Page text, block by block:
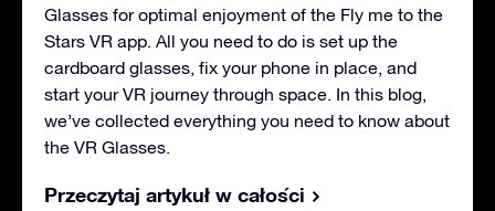
Glasses for optimal enjoyment of the Fly me to the
Stars VR app. All you need to do is set up the
cardboard glasses, fix your phone in place, and
start your VR journey through space. In this blog,
we’ve collected everything you need to know about
the VR Glasses.
Przeczytaj artykuł w całości